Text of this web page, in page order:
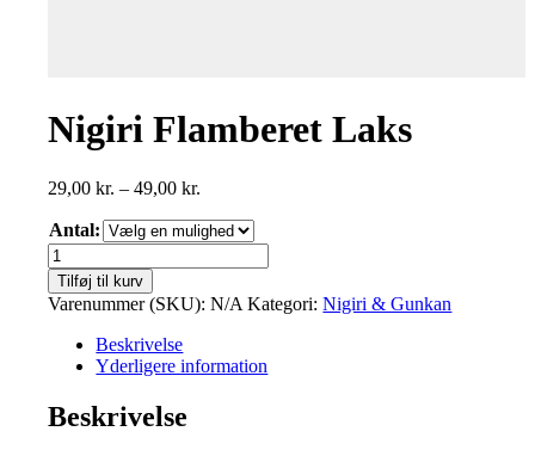
Nigiri Flamberet Laks
29,00kr. – 49,00kr.
til
49,00 kr.
Antal:
Nigiri
Flamberet
Laks
antal
Tilføj til kurv
Varenummer (SKU):N/A Kategori:Nigiri & Gunkan
Beskrivelse
Yderligere information
Beskrivelse